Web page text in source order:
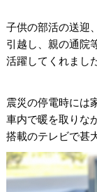
子供の部活の送迎
引越し、親の通院
活躍してくれまし
震災の停電時には
車内で暖を取りな
搭載のテレビで甚